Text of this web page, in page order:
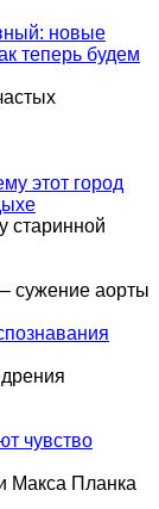
новые
теперь будем
этот город
старинной
сужение аорты
чувство
Макса Планка